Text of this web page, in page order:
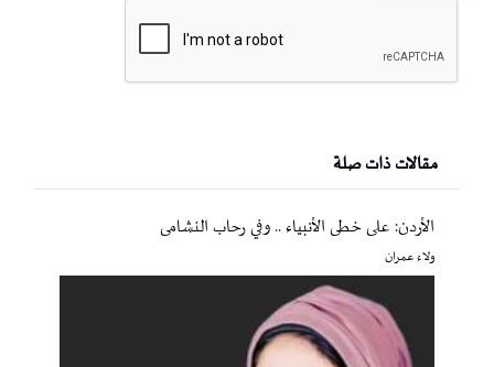
مقالات ذات صلة
الأردن: على خطى الأنبياء .. وفي رحاب النشامى
ولاء عمران